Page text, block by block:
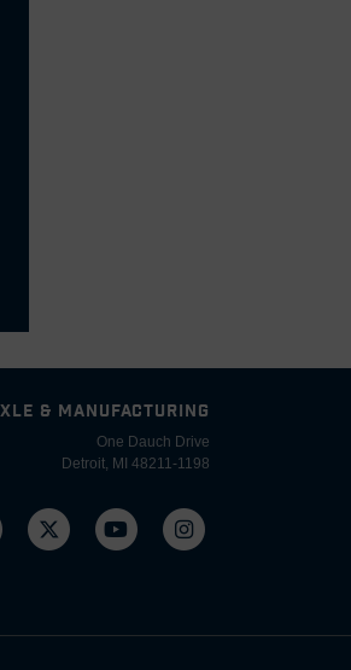
& MANUFACTURING
One Dauch Drive
Detroit, MI 48211-1198